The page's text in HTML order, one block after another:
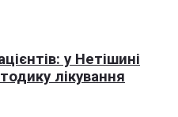
у Нетішині
лікування